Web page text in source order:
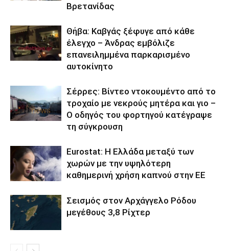
Βρετανίδας
Θήβα: Καβγάς ξέφυγε από κάθε
έλεγχο – Άνδρας εμβόλιζε
επανειλημμένα παρκαρισμένο
αυτοκίνητο
Σέρρες: Βίντεο ντοκουμέντο από το
τροχαίο με νεκρούς μητέρα και γιο –
Ο οδηγός του φορτηγού κατέγραψε
τη σύγκρουση
Eurostat: Η Ελλάδα μεταξύ των
χωρών με την υψηλότερη
καθημερινή χρήση καπνού στην ΕΕ
Σεισμός στον Αρχάγγελο Ρόδου
μεγέθους 3,8 Ρίχτερ